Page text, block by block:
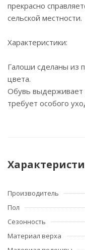
прекрасно
сельской местности.
Характеристики:
Галоши сделаны из
цвета.
Обувь выдерживает
требует особого
Производитель
Пол
Сезонность
Материал верха